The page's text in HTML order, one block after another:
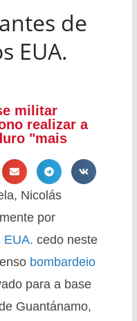
de
EUA.
militar
realizar a
"mais
Nicolás
por
EUA. cedo neste
bombardeio
para a base
Guantánamo,